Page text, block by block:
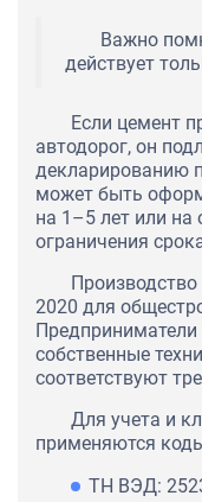
Важно
действует
Если цемент
автодорог, он
декларированию
может быть
на 1–5 лет или на
ограничения
2020 для
собственные
соответствуют
Для учета и
применяются
ТН ВЭД: